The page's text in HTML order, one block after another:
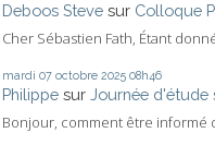
Deboos Steve sur Colloque
Cher Sébastien Fath, Étant
mardi 07 octobre 2025 08h46
Philippe sur Journée d'étude
Bonjour, comment être informé